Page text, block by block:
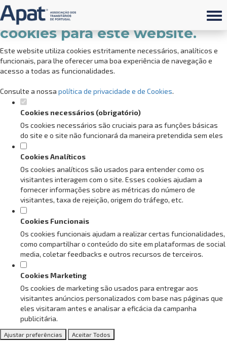
Defina as suas preferências de
cookies para este website.
Este website utiliza cookies estritamente necessários, analíticos e
funcionais, para lhe oferecer uma boa experiência de navegação e
acesso a todas as funcionalidades.
Consulte a nossa política de privacidade e de Cookies.
Cookies necessários (obrigatório)
Os cookies necessários são cruciais para as funções básicas
do site e o site não funcionará da maneira pretendida sem eles
Cookies Analíticos
Os cookies analíticos são usados para entender como os
visitantes interagem com o site. Esses cookies ajudam a
fornecer informações sobre as métricas do número de
visitantes, taxa de rejeição, origem do tráfego, etc.
Cookies Funcionais
Os cookies funcionais ajudam a realizar certas funcionalidades,
como compartilhar o conteúdo do site em plataformas de social
media, coletar feedbacks e outros recursos de terceiros.
Cookies Marketing
Os cookies de marketing são usados para entregar aos
visitantes anúncios personalizados com base nas páginas que
eles visitaram antes e analisar a eficácia da campanha
publicitária.
Ajustar preferências Aceitar Todos